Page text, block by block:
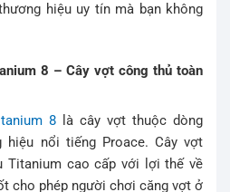
hiệu uy tín mà bạn không
8 – Cây vợt công thủ toàn
8 là cây vợt thuộc dòng
hiệu nổi tiếng Proace. Cây vợt
cao cấp với lợi thế về
cho phép người chơi căng vợt ở